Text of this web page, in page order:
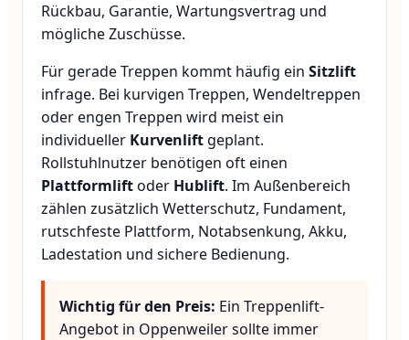
Rückbau, Garantie, Wartungsvertrag und
mögliche Zuschüsse.
Für gerade Treppen kommt häufig ein Sitzlift
infrage. Bei kurvigen Treppen, Wendeltreppen
oder engen Treppen wird meist ein
individueller Kurvenlift geplant.
Rollstuhlnutzer benötigen oft einen
Plattformliftoder Hublift. Im Außenbereich
zählen zusätzlich Wetterschutz, Fundament,
rutschfeste Plattform, Notabsenkung, Akku,
Ladestation und sichere Bedienung.
Wichtig für den Preis: Ein Treppenlift-
Angebot in Oppenweiler sollte immer